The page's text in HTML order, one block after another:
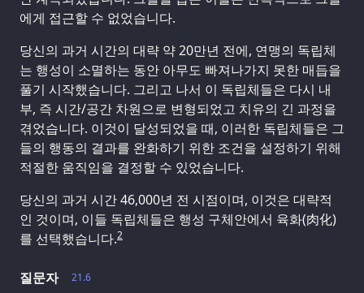
에게 접근할 수 없었습니다.
당신의 과거 시간의 대략 약 20만년 전에, 연맹의 독립체
는 행성이 소멸하는 동안 아무도 빠져나가지 못한 매듭을
풀기 시작했습니다. 그리고 나서 이 독립체들은 다시 내
부, 즉 시간/공간 차원으로 변형되었고 치유의 긴 과정을
겪었습니다. 이것이 달성되었을 때, 이러한 독립체들은 그
들의 행동의 결과를 완화하기 위한 조건을 설정하기 위해
적절한 움직임을 결정할 수 있었습니다.
당신의 과거 시간 46,000년 전 시점이며, 이것은 대략적
인 것이며, 이들 독립체들은 행성 구체안에서 육화(肉化)
를 선택했습니다.2
21.6
질문자